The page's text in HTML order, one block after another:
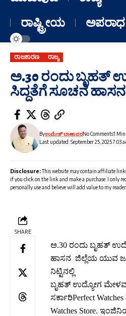
ರಾಷ್ಟ್ರೀಯ
ಅಪರಾಧ
ರಾಜಕಾರಣ ರಾಜ್ಯ
ಅ.30 ರಂದು ಬೃಹತ್
ಸಿದ್ದತೆಗೆ ಸೂಚನೆ ಹಾಸನ
Last updated: September 25, 2025 7:03
Byಉಮೇಶ್ ಬಾಣಾವರNo Comments1 Min
Disclosure:This website may contain affiliate
if you click on the link and make a purchase. I only
personally use and believe will add value to my
SHARE
ಅ.30 ರಂದು ಬೃಹತ್
ಹಾಸನ ಜಿಲ್ಲೆಯ ಯುವ
ನಿಟ್ಟಿನಲ್ಲಿ
ಬೃಹತ್ ಉದ್ಯೋಗ
ಸರ್ಕಾರಿPerfect
Watches Store.